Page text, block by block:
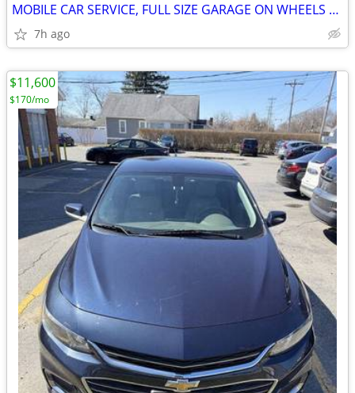
MOBILE CAR SERVICE, FULL SIZE GARAGE ON WHEELS WITH CAR LIFT FOR LEASE
7h ago
$11,600
$170/mo